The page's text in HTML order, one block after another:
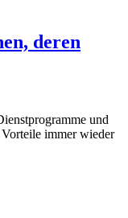
deren
und
immer wieder